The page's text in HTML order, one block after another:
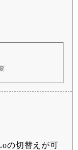
の切替えが可